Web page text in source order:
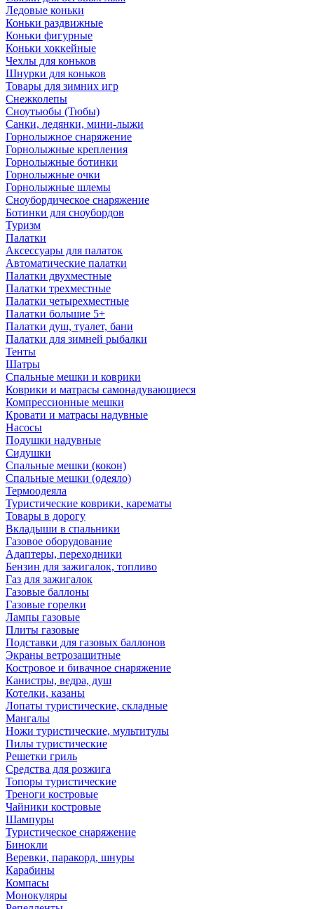
Ледовые коньки
Коньки раздвижные
Коньки фигурные
Коньки хоккейные
Чехлы для коньков
Шнурки для коньков
Товары для зимних игр
Снежколепы
Сноутьюбы (Тюбы)
Санки, ледянки, мини-лыжи
Горнолыжное снаряжение
Горнолыжные крепления
Горнолыжные ботинки
Горнолыжные очки
Горнолыжные шлемы
Сноубордическое снаряжение
Ботинки для сноубордов
Туризм
Палатки
Аксессуары для палаток
Автоматические палатки
Палатки двухместные
Палатки трехместные
Палатки четырехместные
Палатки большие 5+
Палатки душ, туалет, бани
Палатки для зимней рыбалки
Тенты
Шатры
Спальные мешки и коврики
Коврики и матрасы самонадувающиеся
Компрессионные мешки
Кровати и матрасы надувные
Насосы
Подушки надувные
Сидушки
Спальные мешки (кокон)
Спальные мешки (одеяло)
Термоодеяла
Туристические коврики, карематы
Товары в дорогу
Вкладыши в спальники
Газовое оборудование
Адаптеры, переходники
Бензин для зажигалок, топливо
Газ для зажигалок
Газовые баллоны
Газовые горелки
Лампы газовые
Плиты газовые
Подставки для газовых баллонов
Экраны ветрозащитные
Костровое и бивачное снаряжение
Канистры, ведра, душ
Котелки, казаны
Лопаты туристические, складные
Мангалы
Ножи туристические, мультитулы
Пилы туристические
Решетки гриль
Средства для розжига
Топоры туристические
Треноги костровые
Чайники костровые
Шампуры
Туристическое снаряжение
Бинокли
Веревки, паракорд, шнуры
Карабины
Компасы
Монокуляры